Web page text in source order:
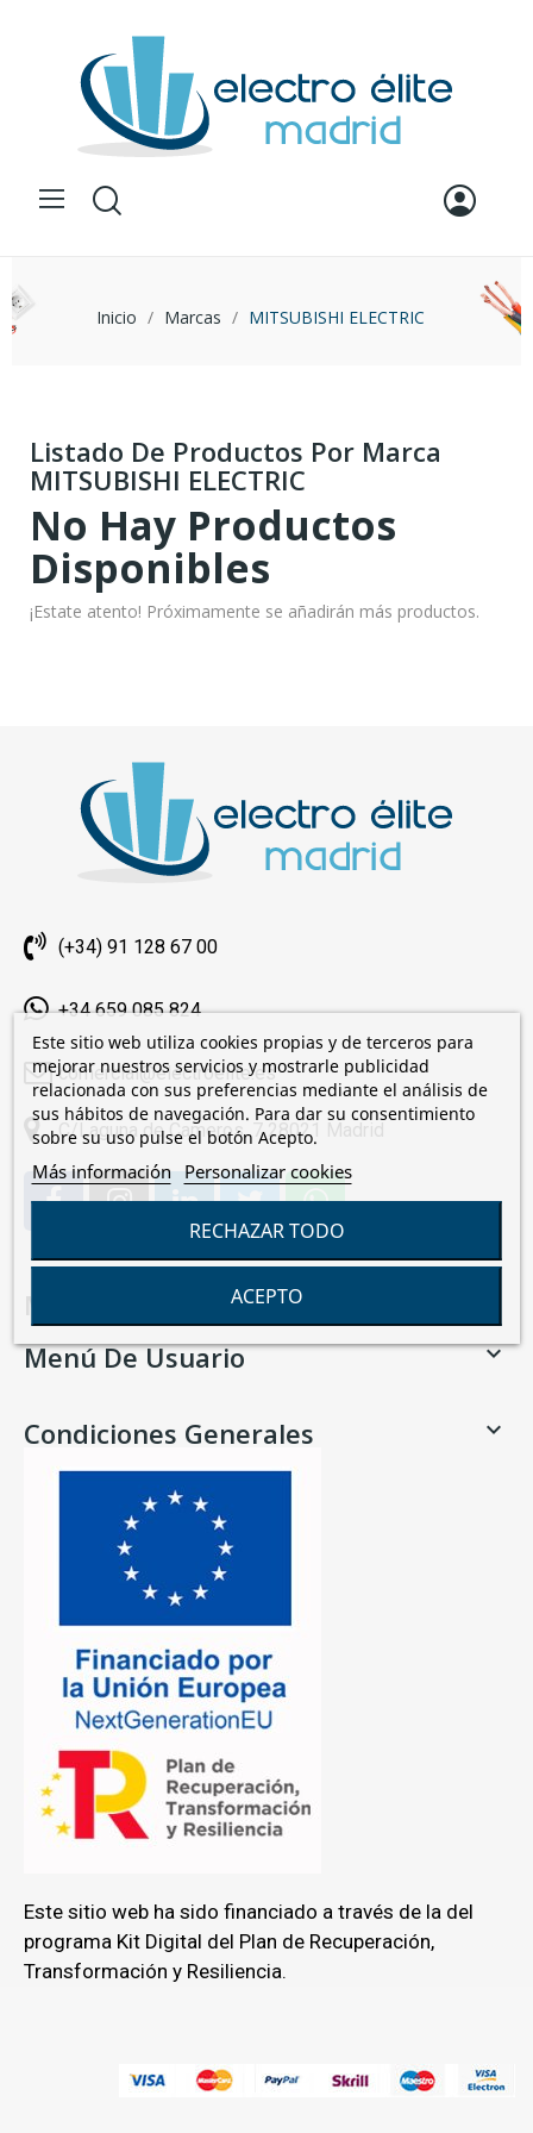
Inicio Marcas MITSUBISHI ELECTRIC
Listado De Productos Por Marca
MITSUBISHI ELECTRIC
No Hay Productos
Disponibles
¡Estate atento! Próximamente se añadirán más productos.
(+34) 91 128 67 00
+34 659 085 824
comercial@electroelite.es
C/Laguna de Cameros, 7 28021 Madrid
Menú Principal
Menú De Usuario 
Condiciones Generales 
Este sitio web ha sido financiado a través de la del
programa Kit Digital del Plan de Recuperación,
Transformación y Resiliencia.
Este sitio web utiliza cookies propias y de terceros para
mejorar nuestros servicios y mostrarle publicidad
relacionada con sus preferencias mediante el análisis de
sus hábitos de navegación. Para dar su consentimiento
sobre su uso pulse el botón Acepto.
Más información Personalizar cookies
RECHAZAR TODO
ACEPTO